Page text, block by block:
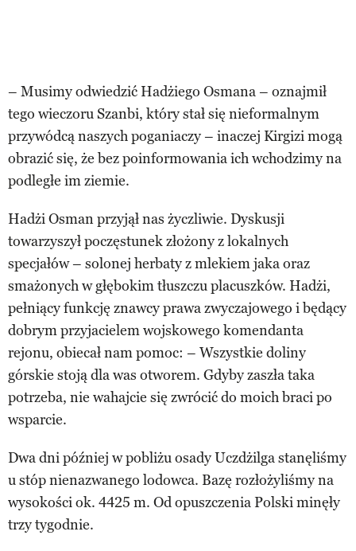
– Musimy odwiedzić Hadżiego Osmana – oznajmił
tego wieczoru Szanbi, który stał się nieformalnym
przywódcą naszych poganiaczy – inaczej Kirgizi mogą
obrazić się, że bez poinformowania ich wchodzimy na
podległe im ziemie.
Hadżi Osman przyjął nas życzliwie. Dyskusji
towarzyszył poczęstunek złożony z lokalnych
specjałów – solonej herbaty z mlekiem jaka oraz
smażonych w głębokim tłuszczu placuszków. Hadżi,
pełniący funkcję znawcy prawa zwyczajowego i będący
dobrym przyjacielem wojskowego komendanta
rejonu, obiecał nam pomoc: – Wszystkie doliny
górskie stoją dla was otworem. Gdyby zaszła taka
potrzeba, nie wahajcie się zwrócić do moich braci po
wsparcie.
Dwa dni później w pobliżu osady Uczdżilga stanęliśmy
u stóp nienazwanego lodowca. Bazę rozłożyliśmy na
wysokości ok. 4425 m. Od opuszczenia Polski minęły
trzy tygodnie.